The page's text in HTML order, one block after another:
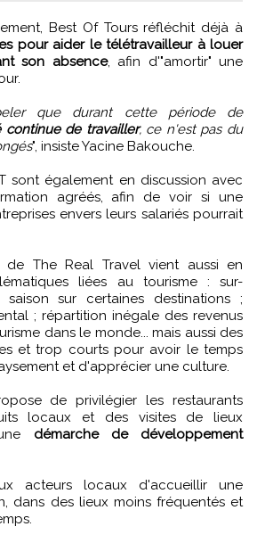
Best Of Tours réfléchit déjà à
pour aider le télétravailleur à louer
son absence, afin d'"amortir" une
que durant cette période de
continue de travailler, ce n'est pas du
", insiste Yacine Bakouche.
sont également en discussion avec
agréés, afin de voir si une
envers leurs salariés pourrait
de The Real Travel vient aussi en
liées au tourisme : sur-
sur certaines destinations ;
; répartition inégale des revenus
dans le monde... mais aussi des
et trop courts pour avoir le temps
et d'apprécier une culture.
de privilégier les restaurants
locaux et des visites de lieux
démarche de développement
acteurs locaux d'accueillir une
dans des lieux moins fréquentés et